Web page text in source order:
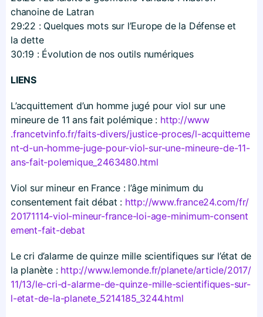
chanoine de Latran
29:22 : Quelques mots sur l’Europe de la Défense et
la dette
30:19 : Évolution de nos outils numériques
LIENS
L’acquittement d’un homme jugé pour viol sur une
mineure de 11 ans fait polémique : http://​www​
.francetvinfo​.fr/​f​a​i​t​s​-​d​i​v​e​r​s​/​j​u​s​t​i​c​e​-​p​r​o​c​e​s​/​l​-​a​c​q​u​i​t​t​e​m​e​
n​t​-​d​-​u​n​-​h​o​m​m​e​-​j​u​g​e​-​p​o​u​r​-​v​i​o​l​-​s​u​r​-​u​n​e​-​m​i​n​e​u​r​e​-​d​e​-​1​1​-​
a​n​s​-​f​a​i​t​-​p​o​l​e​m​i​q​u​e​_​2​4​6​3​4​8​0​.​h​tml
Viol sur mineur en France : l’âge minimum du
consentement fait débat : http://​www​.france24​.com/​f​r​/​
2​0​1​7​1​1​1​4​-​v​i​o​l​-​m​i​n​e​u​r​-​f​r​a​n​c​e​-​l​o​i​-​a​g​e​-​m​i​n​i​m​u​m​-​c​o​n​s​e​n​t​
e​m​e​n​t​-​f​a​i​t​-​d​e​bat
Le cri d’alarme de quinze mille scientifiques sur l’état de
la planète : http://​www​.lemonde​.fr/​p​l​a​n​e​t​e​/​a​r​t​i​c​l​e​/​2​0​1​7​/​
1​1​/​1​3​/​l​e​-​c​r​i​-​d​-​a​l​a​r​m​e​-​d​e​-​q​u​i​n​z​e​-​m​i​l​l​e​-​s​c​i​e​n​t​i​f​i​q​u​e​s​-​s​u​r​-​
l​-​e​t​a​t​-​d​e​-​l​a​-​p​l​a​n​e​t​e​_​5​2​1​4​1​8​5​_​3​2​4​4​.​h​tml